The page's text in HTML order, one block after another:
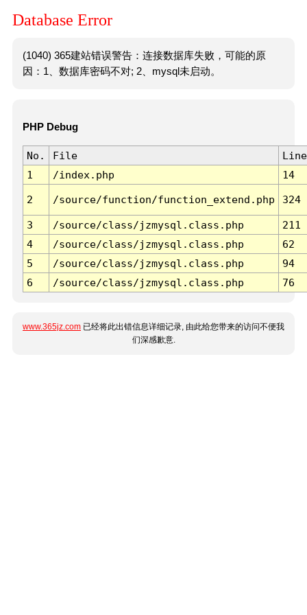
Database Error
(1040) 365建站错误警告：连接数据库失败，可能的原
因：1、数据库密码不对; 2、mysql未启动。
PHP Debug
No. File
Line
1
/index.php 14
2 /source/function/function_extend.php 324
3 /source/class/jzmysql.class.php
211
4
/source/class/jzmysql.class.php
62
5
/source/class/jzmysql.class.php
94
6
/source/class/jzmysql.class.php 76
www.365jz.com 已经将此出错信息详细记录, 由此给您带来的访问不便我
们深感歉意.